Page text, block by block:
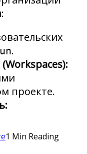
.
проекте.
1 Min Reading